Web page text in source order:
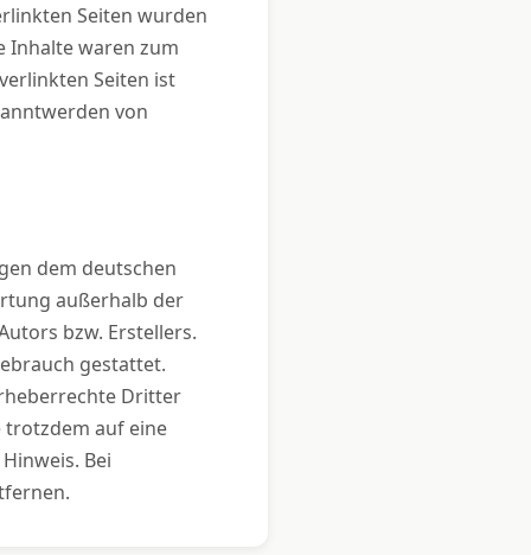
Seiten wurden
Inhalte waren zum
Seiten ist
von
dem deutschen
außerhalb der
bzw. Erstellers.
gestattet.
Dritter
trotzdem auf eine
Bei